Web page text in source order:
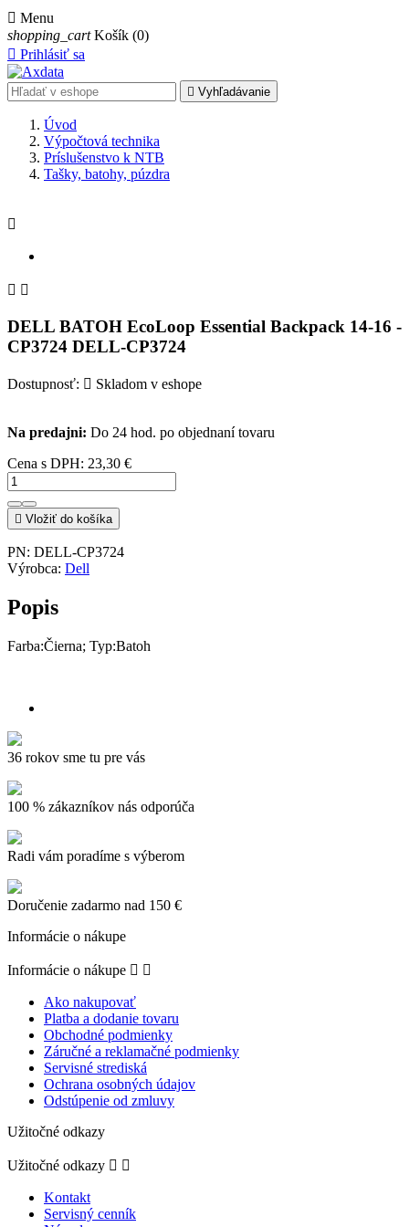
 Menu
shopping_cart Košík (0)
 Prihlásiť sa
 Vyhľadávanie
Úvod
Výpočtová technika
Príslušenstvo k NTB
Tašky, batohy, púzdra

 
DELL BATOH EcoLoop Essential Backpack 14-16 -
CP3724 DELL-CP3724
Dostupnosť:  Skladom v eshope
Na predajni: Do 24 hod. po objednaní tovaru
Cena s DPH: 23,30 €
 Vložiť do košíka
PN: DELL-CP3724
Výrobca: Dell
Popis
Farba:Čierna; Typ:Batoh
36 rokov sme tu pre vás
100 % zákazníkov nás odporúča
Radi vám poradíme s výberom
Doručenie zadarmo nad 150 €
Informácie o nákupe
Informácie o nákupe  
Ako nakupovať
Platba a dodanie tovaru
Obchodné podmienky
Záručné a reklamačné podmienky
Servisné strediská
Ochrana osobných údajov
Odstúpenie od zmluvy
Užitočné odkazy
Užitočné odkazy  
Kontakt
Servisný cenník